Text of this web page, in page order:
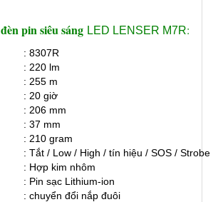
đèn pin siêu sáng LED LENSER M7R:
: 8307R
: 220 lm
: 255 m
: 20 giờ
: 206 mm
: 37 mm
: 210 gram
: Tắt / Low / High / tín hiệu / SOS / Strobe
: Hợp kim nhôm
: Pin sạc Lithium-ion
: chuyển đổi nắp đuôi